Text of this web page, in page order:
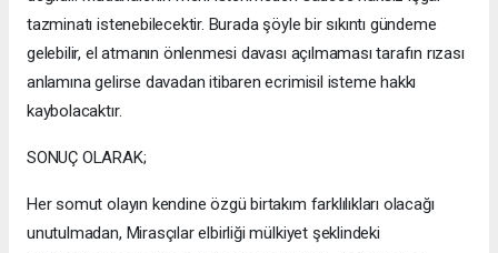
tazminatı istenebilecektir. Burada şöyle bir sıkıntı gündeme
gelebilir, el atmanın önlenmesi davası açılmaması tarafın rızası
anlamına gelirse davadan itibaren ecrimisil isteme hakkı
kaybolacaktır.
SONUÇ OLARAK;
Her somut olayın kendine özgü birtakım farklılıkları olacağı
unutulmadan, Mirasçılar elbirliği mülkiyet şeklindeki